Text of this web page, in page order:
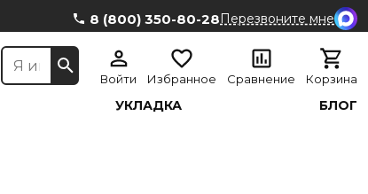
8 (800) 350-80-28Перезвоните мне
Войти Избранное Сравнение Корзина
УКЛАДКА БЛОГ